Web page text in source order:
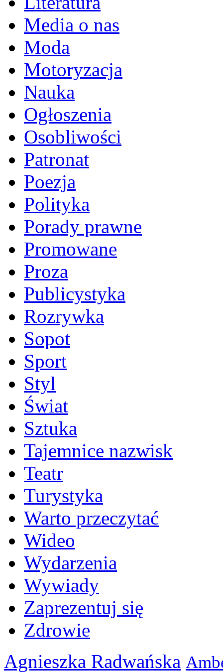
Media o nas
Moda
Motoryzacja
Nauka
Ogłoszenia
Osobliwości
Patronat
Poezja
Polityka
Porady prawne
Promowane
Proza
Publicystyka
Rozrywka
Sopot
Sport
Styl
Świat
Sztuka
Tajemnice nazwisk
Teatr
Turystyka
Warto przeczytać
Wideo
Wydarzenia
Wywiady
Zaprezentuj się
Zdrowie
Agnieszka Radwańska